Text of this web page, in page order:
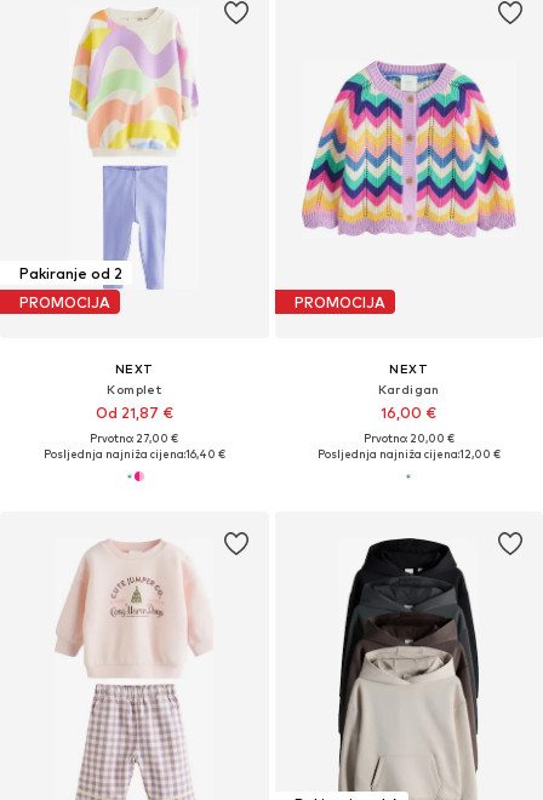
Pakiranje od 2
PROMOCIJA
NEXT
Komplet
Od 21,87 €
Prvotno: 27,00 €
Posljednja najniža cijena:16,40 €
PROMOCIJA
NEXT
Kardigan
16,00 €
Prvotno: 20,00 €
Posljednja najniža cijena:12,00 €